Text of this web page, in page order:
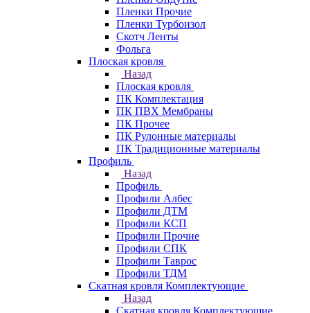
Пленки Прочие
Пленки Турбоизол
Скотч Ленты
Фольга
Плоская кровля
Назад
Плоская кровля
ПК Комплектация
ПК ПВХ Мембраны
ПК Прочее
ПК Рулонные материалы
ПК Традиционные материалы
Профиль
Назад
Профиль
Профили Албес
Профили ДТМ
Профили КСП
Профили Прочие
Профили СПК
Профили Таврос
Профили ТДМ
Скатная кровля Комплектующие
Назад
Скатная кровля Комплектующие